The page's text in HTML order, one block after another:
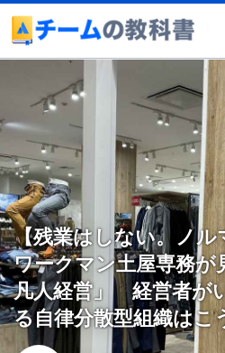
【残業はしない。ノル
ワークマン土屋専務が
凡人経営」 経営者が
る自律分散型組織はこ